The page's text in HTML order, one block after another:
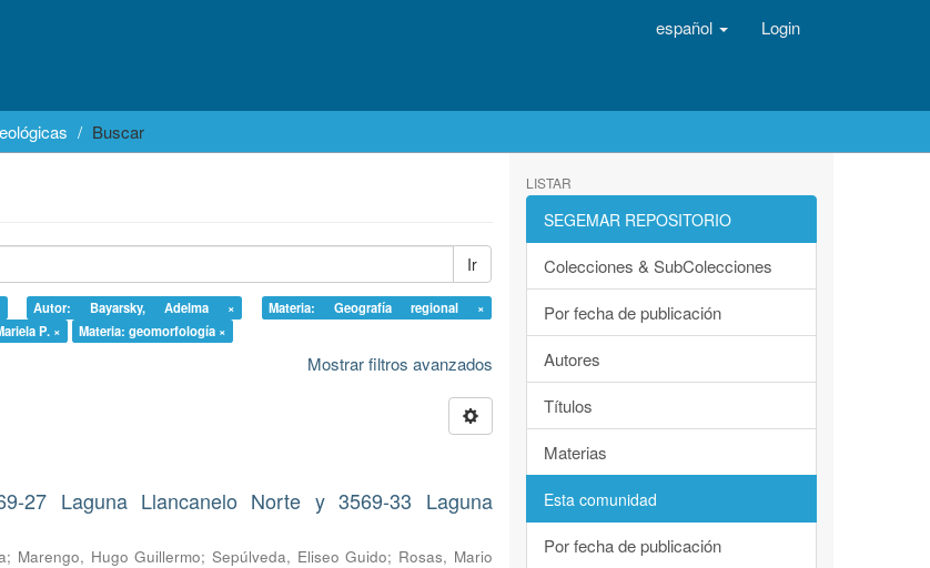
español Login
Buscar
Ir
Autor: Bayarsky, Adelma ×
Materia: Geografía regional ×
P. × Materia: geomorfología ×
Mostrar filtros avanzados
27 Laguna Llancanelo Norte y 3569-33 Laguna
; Marengo, Hugo Guillermo; Sepúlveda, Eliseo Guido; Rosas, Mario
LISTAR
SEGEMAR REPOSITORIO
Colecciones & SubColecciones
Por fecha de publicación
Autores
Títulos
Materias
Esta comunidad
Por fecha de publicación